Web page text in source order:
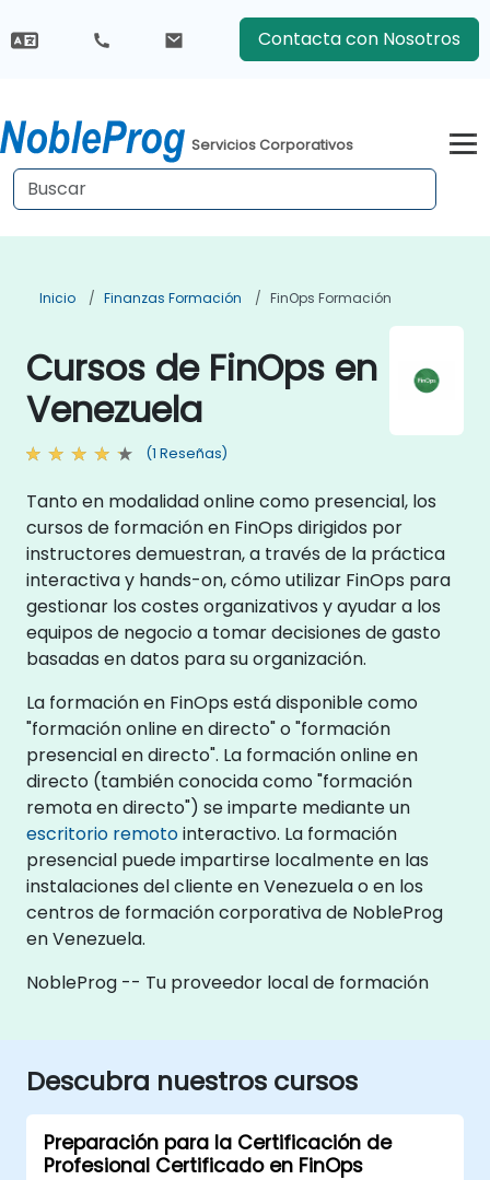
Contacta con Nosotros
Servicios Corporativos
Inicio Finanzas Formación FinOps Formación
Cursos de FinOps en
Venezuela
(1 Reseñas)
Tanto en modalidad online como presencial, los
cursos de formación en FinOps dirigidos por
instructores demuestran, a través de la práctica
interactiva y hands-on, cómo utilizar FinOps para
gestionar los costes organizativos y ayudar a los
equipos de negocio a tomar decisiones de gasto
basadas en datos para su organización.
La formación en FinOps está disponible como
"formación online en directo" o "formación
presencial en directo". La formación online en
directo (también conocida como "formación
remota en directo") se imparte mediante un
escritorio remotointeractivo. La formación
presencial puede impartirse localmente en las
instalaciones del cliente en Venezuela o en los
centros de formación corporativa de NobleProg
en Venezuela.
NobleProg -- Tu proveedor local de formación
Descubra nuestros cursos
Preparación para la Certificación de
Profesional Certificado en FinOps